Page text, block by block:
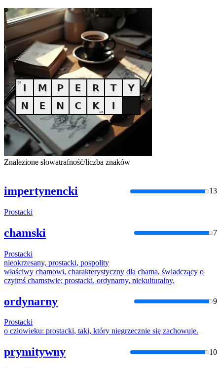
Znalezione słowatrafność/liczba znaków
impertynencki 13
Prostacki
chamski 7
Prostacki
nieokrzesany, prostacki, pospolity
właściwy chamowi, charakterystyczny dla chama, świadczący o
czyimś chamstwie; prostacki, ordynarny, niekulturalny.
ordynarny 9
Prostacki
o człowieku: prostacki, taki, który niegrzecznie się zachowuje.
prymitywny 10